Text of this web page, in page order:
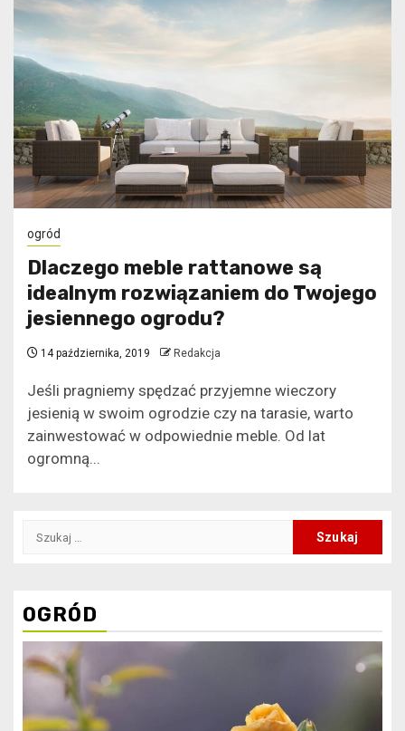
ogród
Dlaczego meble rattanowe są
idealnym rozwiązaniem do Twojego
jesiennego ogrodu?
14 października, 2019 Redakcja
Jeśli pragniemy spędzać przyjemne wieczory
jesienią w swoim ogrodzie czy na tarasie, warto
zainwestować w odpowiednie meble. Od lat
ogromną...
Szukaj:
OGRÓD